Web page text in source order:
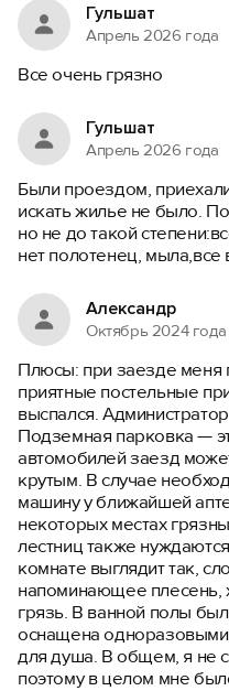
Гульшат
Апрель 2026 года
Все очень грязно
Гульшат
Апрель 2026 года
Были проездом,
искать жилье не было.
но не до такой
нет полотенец, мыла,все
Александр
Октябрь 2024 года
Плюсы: при заезде меня
приятные постельные
выспался.
Подземная парковка —
автомобилей заезд
крутым. В случае
машину у ближайшей
некоторых местах
лестниц также
комнате выглядит так,
напоминающее плесень,
грязь. В ванной полы
оснащена
для душа. В общем, я не
поэтому в целом мне